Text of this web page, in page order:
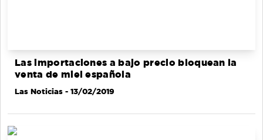
Las importaciones a bajo precio bloquean la
venta de miel española
Las Noticias - 13/02/2019